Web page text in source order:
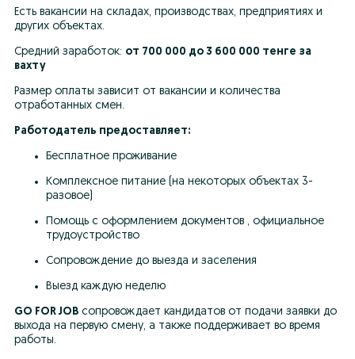
Есть вакансии на складах, производствах, предприятиях и
других объектах.
Средний заработок: от 700 000 до 3 600 000 тенге за
вахту
Размер оплаты зависит от вакансии и количества
отработанных смен.
Работодатель предоставляет:
Бесплатное проживание
Комплексное питание (на некоторых объектах 3-
разовое)
Помощь с оформлением документов , официальное
трудоустройство
Сопровождение до выезда и заселения
Выезд каждую неделю
GO FOR JOB сопровождает кандидатов от подачи заявки до
выхода на первую смену, а также поддерживает во время
работы.